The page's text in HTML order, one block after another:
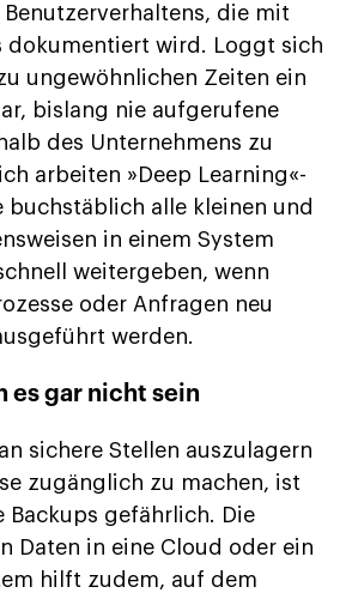
Benutzerverhaltens, die mit
dokumentiert wird. Loggt sich
ungewöhnlichen Zeiten ein
bislang nie aufgerufene
des Unternehmens zu
arbeiten »Deep Learning«-
buchstäblich alle kleinen und
in einem System
weitergeben, wenn
oder Anfragen neu
werden.
es gar nicht sein
sichere Stellen auszulagern
zugänglich zu machen, ist
Backups gefährlich. Die
Daten in eine Cloud oder ein
hilft zudem, auf dem